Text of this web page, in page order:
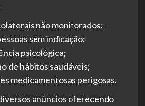
não monitorados;
sem indicação;
psicológica;
de hábitos saudáveis;
medicamentosas perigosas.
anúncios oferecendo